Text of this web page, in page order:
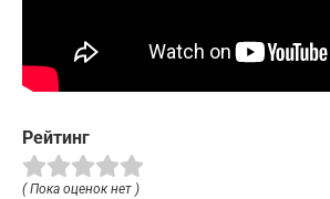
Рейтинг
( Пока оценок нет )